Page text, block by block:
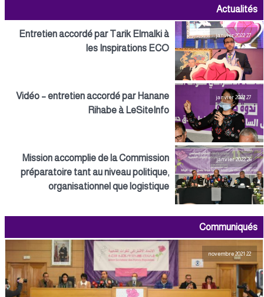
Actualités
27 janvier 2022
Entretien accordé par Tarik Elmalki à
les Inspirations ECO
27 janvier 2022
Vidéo – entretien accordé par Hanane
Rihabe à LeSiteInfo
26 janvier 2022
Mission accomplie de la Commission
préparatoire tant au niveau politique,
organisationnel que logistique
Communiqués
22 novembre 2021